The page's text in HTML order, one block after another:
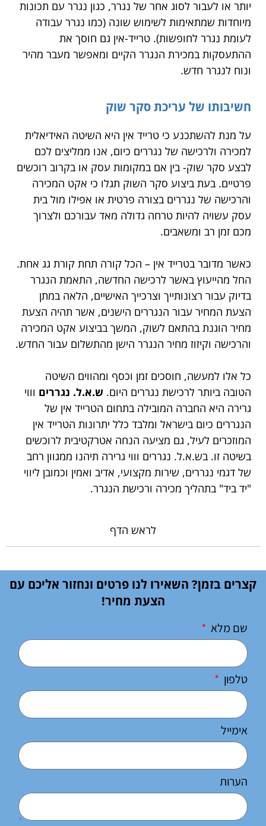
יותר או לעבור לסוג אחר של נגרר, כגון נגרר עם תכונות
מיוחדות שמתאימות לשימוש שונה (כמו נגרר עבודה
לעומת נגרר לחופשות). טרייד-אין גם חוסך את
ההתעסקות במכירת הנגרר הקיים ומאפשר מעבר מהיר
ונוח לנגרר חדש.
חשיבותו של עריכת סקר שוק
על מנת להשתכנע כי טרייד אין היא השיטה האידיאלית
למכירה ולרכישה של נגררים כיום, אנו ממליצים לכם
לבצע סקר שוק- בין אם במקומות עסק או בקרוב רוכשים
פרטיים. בעת ביצוע סקר השוק תגלו כי אקט המכירה
והרכישה של נגררים בצורה פרטית או אפילו מול בית
עסק עשויה להיות טרחה גדולה מאד עבורכם ולצרוך
מכם זמן רב ומשאבים.
כאשר מדובר בטרייד אין – הכל קורה תחת קורת גג אחת.
החל מהייעוץ באשר לרכישה החדשה, התאמת הנגרר
בדיוק עבור רצונותייך וצרכייך האישיים, הלאה במתן
הצעת המחיר עבור הנגררים הישנים, אשר תהיה הצעת
מחיר הוגנת בהתאם לשוק, המשך בביצוע אקט המכירה
והרכישה וקיזוז מחיר הנגרר הישן מהתשלום עבור החדש.
כל אלו למעשה, חוסכים זמן וכסף ומהווים השיטה
הטובה ביותר לרכישת נגררים היום. ש.א.ל. נגררים וווי
גרירה היא החברה המובילה בתחום הטרייד אין של
הנגררים כיום בישראל ומלבד כלל יתרונות הטרייד אין
המוזכרים לעיל, גם מציעה הנחה אטרקטיבית לרוכשים
בשיטה זו. בש.א.ל. נגררים וווי גרירה תיהנו ממגוון רחב
של דגמי נגררים, שירות מקצועי, אדיב ואמין וכמובן ליווי
"יד ביד" בתהליך מכירה ורכישת הנגרר.
לראש הדף
קצרים בזמן? השאירו לנו פרטים ונחזור אליכם עם
הצעת מחיר!
שם מלא
טלפון
אימייל
הערות